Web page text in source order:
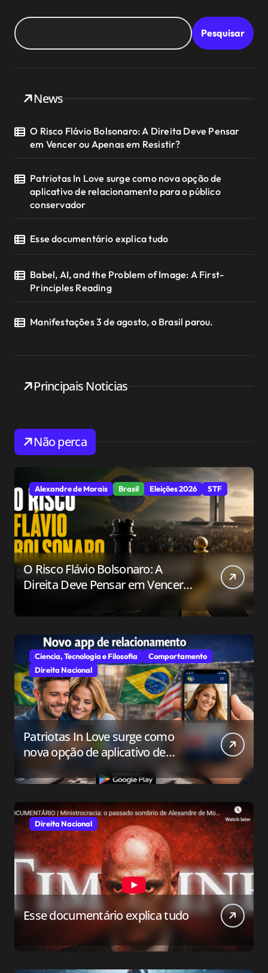
Pesquisar
News
O Risco Flávio Bolsonaro: A Direita Deve Pensar
em Vencer ou Apenas em Resistir?
Patriotas In Love surge como nova opção de
aplicativo de relacionamento para o público
conservador
Esse documentário explica tudo
Babel, AI, and the Problem of Image: A First-
Principles Reading
Manifestações 3 de agosto, o Brasil parou.
Principais Noticias
Não perca
Alexandre de Morais Brasil Eleições 2026 STF
O Risco Flávio Bolsonaro: A
Direita Deve Pensar em Vencer
Ciencia, Tecnologia e Filosofia
Comportamento
Direita Nacional
Patriotas In Love surge como
nova opção de aplicativo de
relacionamento para o público
conservador
Direita Nacional
Esse documentário explica tudo